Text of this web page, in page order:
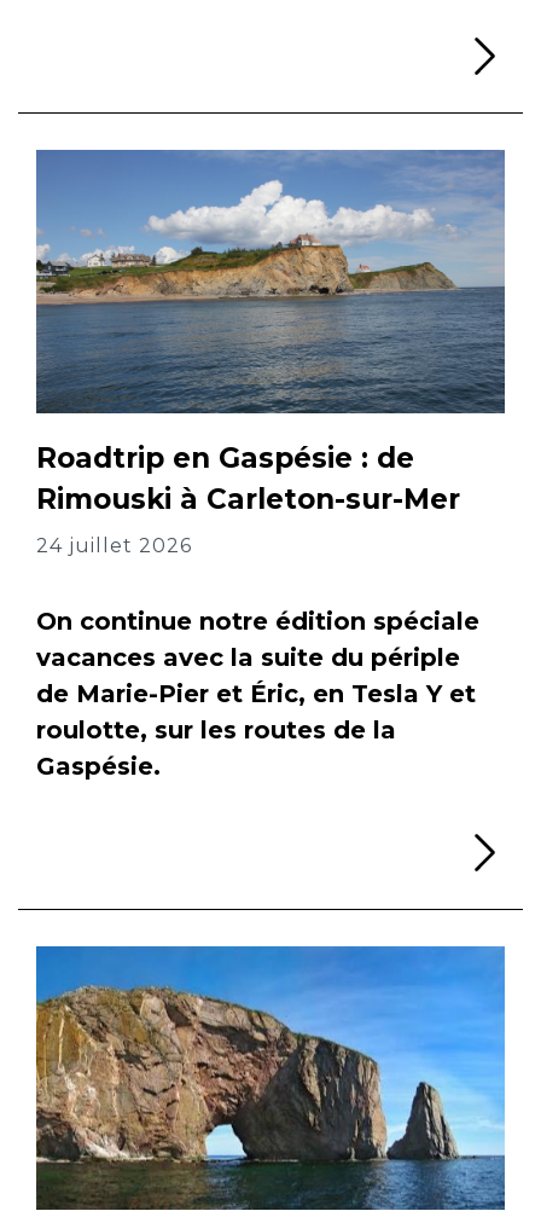
Roadtrip en Gaspésie : de
Rimouski à Carleton-sur-Mer
24 juillet 2026
On continue notre édition spéciale
vacances avec la suite du périple
de Marie-Pier et Éric, en Tesla Y et
roulotte, sur les routes de la
Gaspésie.